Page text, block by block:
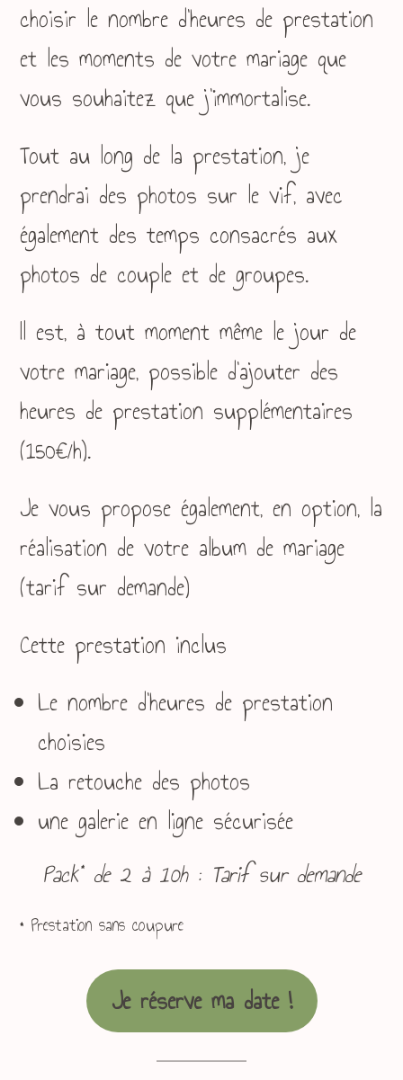
choisir le nombre d’heures de prestation
et les moments de votre mariage que
vous souhaitez que j’immortalise.
Tout au long de la prestation, je
prendrai des photos sur le vif, avec
également des temps consacrés aux
photos de couple et de groupes.
Il est, à tout moment même le jour de
votre mariage, possible d’ajouter des
heures de prestation supplémentaires
(150€/h).
Je vous propose également, en option, la
réalisation de votre album de mariage
(tarif sur demande)
Cette prestation inclus
Le nombre d’heures de prestation
choisies
La retouche des photos
une galerie en ligne sécurisée
Pack*de 2 à 10h : Tarif sur demande
* Prestation sans coupure
Je réserve ma date !